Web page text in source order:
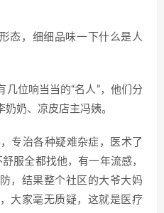
态，细细品味一下什么是人
位响当当的“名人”，他们分
奶、凉皮店主冯姨。
专治各种疑难杂症，医术了
服全都找他，有一年流感，
，结果整个社区的大爷大妈
大家毫无质疑，这就是医疗